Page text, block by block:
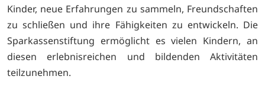
Kinder, neue Erfahrungen zu sammeln, Freundschaften
zu schließen und ihre Fähigkeiten zu entwickeln. Die
Sparkassenstiftung ermöglicht es vielen Kindern, an
diesen erlebnisreichen und bildenden Aktivitäten
teilzunehmen.